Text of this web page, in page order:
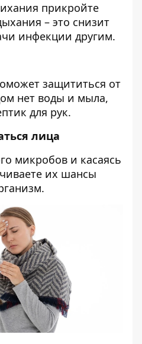
прикройте
– это снизит
инфекции другим.
защититься от
нет воды и мыла,
для рук.
лица
микробов и касаясь
их шансы